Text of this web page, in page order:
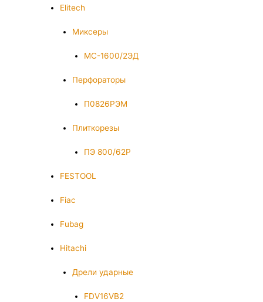
Elitech
Миксеры
МС-1600/2ЭД
Перфораторы
П0826РЭМ
Плиткорезы
ПЭ 800/62Р
FESTOOL
Fiac
Fubag
Hitachi
Дрели ударные
FDV16VB2